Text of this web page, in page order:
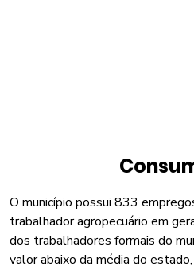
O município possui 833
trabalhador agropecuário em
dos trabalhadores formais do
valor abaixo da média do